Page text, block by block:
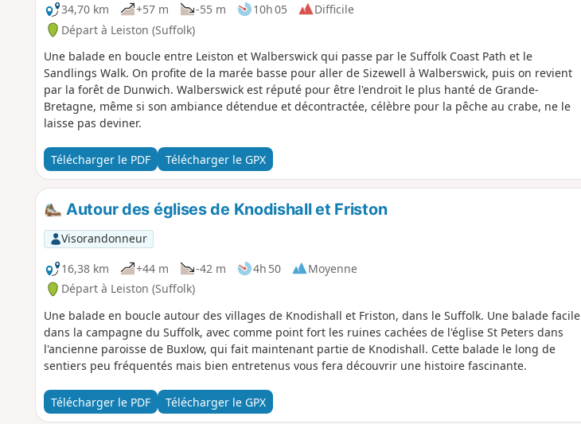
34,70 km
+57 m -55 m 10h 05
Difficile
Départ à Leiston (Suffolk)
Une balade en boucle entre Leiston et Walberswick qui passe par le Suffolk Coast Path et le
Sandlings Walk. On profite de la marée basse pour aller de Sizewell à Walberswick, puis on revient
par la forêt de Dunwich. Walberswick est réputé pour être l'endroit le plus hanté de Grande-
Bretagne, même si son ambiance détendue et décontractée, célèbre pour la pêche au crabe, ne le
laisse pas deviner.
Télécharger le PDF Télécharger le GPX
Autour des églises de Knodishall et Friston
Visorandonneur
16,38 km
+44 m -42 m 4h 50
Moyenne
Départ à Leiston (Suffolk)
Une balade en boucle autour des villages de Knodishall et Friston, dans le Suffolk. Une balade facile
dans la campagne du Suffolk, avec comme point fort les ruines cachées de l'église St Peters dans
l'ancienne paroisse de Buxlow, qui fait maintenant partie de Knodishall. Cette balade le long de
sentiers peu fréquentés mais bien entretenus vous fera découvrir une histoire fascinante.
Télécharger le PDF Télécharger le GPX